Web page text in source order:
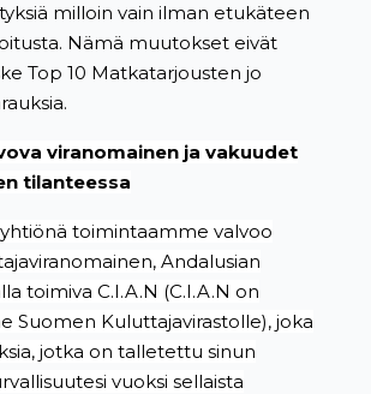
milloin vain ilman etukäteen
Nämä muutokset eivät
Top 10 Matkatarjousten jo
viranomainen ja vakuudet
tilanteessa
yhtiönä toimintaamme valvoo
Andalusian
toimiva C.I.A.N (C.I.A.N on
Suomen Kuluttajavirastolle), joka
jotka on talletettu sinun
vuoksi sellaista